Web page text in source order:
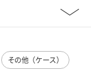
その他（ケース）